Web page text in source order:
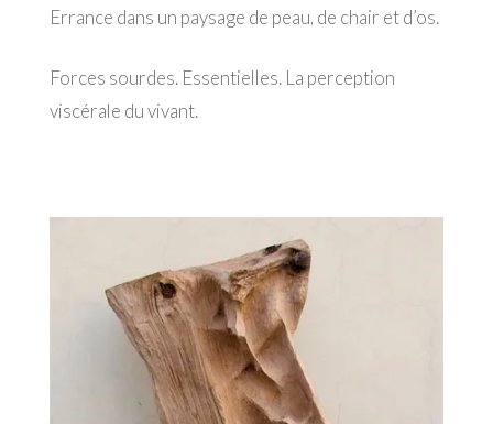
Errance dans un paysage de peau, de chair et d’os.
Forces sourdes. Essentielles. La perception
viscérale du vivant.